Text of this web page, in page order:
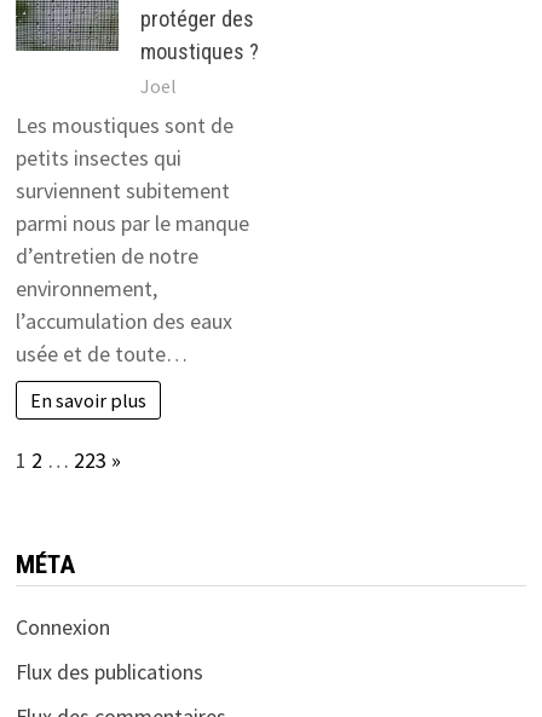
protéger des
moustiques ?
Joel
Les moustiques sont de
petits insectes qui
surviennent subitement
parmi nous par le manque
d’entretien de notre
environnement,
l’accumulation des eaux
usée et de toute…
En savoir plus
Page:
1 2 … 223 Next
»
MÉTA
Connexion
Flux des publications